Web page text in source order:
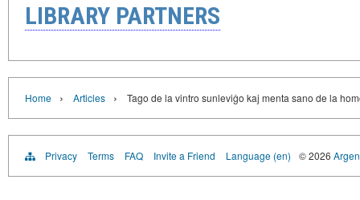
LIBRARY PARTNERS
Home › Articles › Tago de la vintro sunleviĝo kaj menta sano de la
Privacy Terms FAQ Invite a Friend Language (en) © 2026